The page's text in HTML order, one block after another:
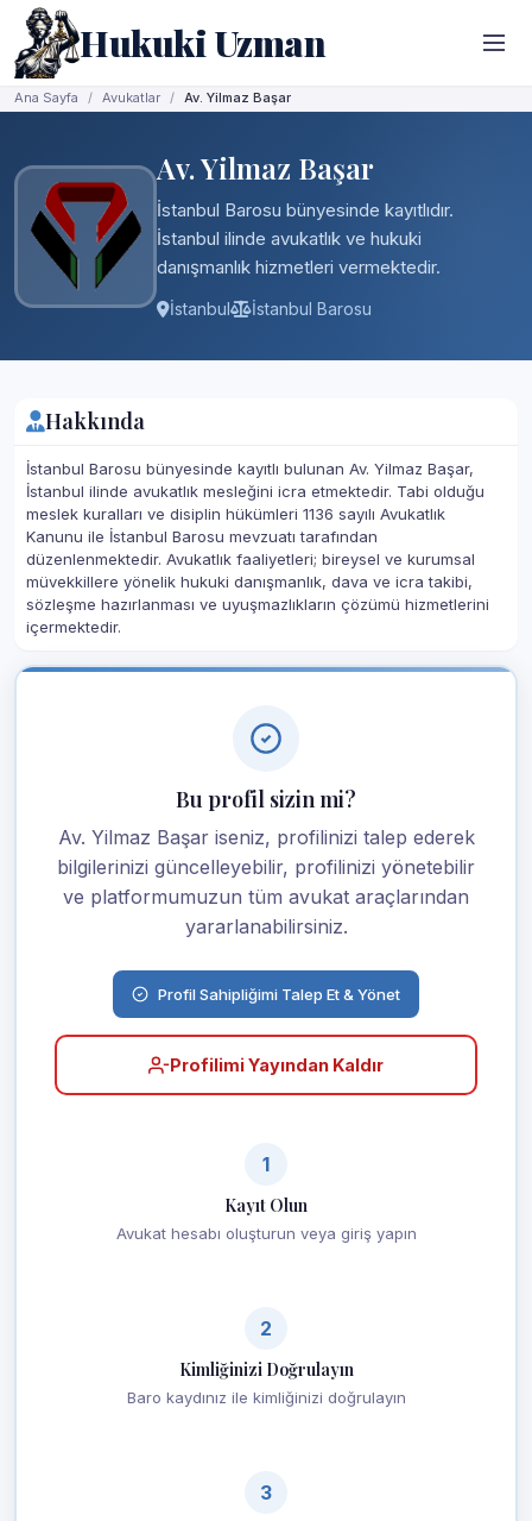
Hukuki Uzman
Ana Sayfa Avukatlar Av. Yilmaz Başar
Av. Yilmaz Başar
İstanbul Barosu bünyesinde kayıtlıdır.
İstanbul ilinde avukatlık ve hukuki
danışmanlık hizmetleri vermektedir.
İstanbul İstanbul Barosu
Hakkında
İstanbul Barosu bünyesinde kayıtlı bulunan Av. Yilmaz Başar,
İstanbul ilinde avukatlık mesleğini icra etmektedir. Tabi olduğu
meslek kuralları ve disiplin hükümleri 1136 sayılı Avukatlık
Kanunu ile İstanbul Barosu mevzuatı tarafından
düzenlenmektedir. Avukatlık faaliyetleri; bireysel ve kurumsal
müvekkillere yönelik hukuki danışmanlık, dava ve icra takibi,
sözleşme hazırlanması ve uyuşmazlıkların çözümü hizmetlerini
içermektedir.
Bu profil sizin mi?
Av. Yilmaz Başar iseniz, profilinizi talep ederek
bilgilerinizi güncelleyebilir, profilinizi yönetebilir
ve platformumuzun tüm avukat araçlarından
yararlanabilirsiniz.
Profil Sahipliğimi Talep Et & Yönet
Profilimi Yayından Kaldır
1
Kayıt Olun
Avukat hesabı oluşturun veya giriş yapın
2
Kimliğinizi Doğrulayın
Baro kaydınız ile kimliğinizi doğrulayın
3